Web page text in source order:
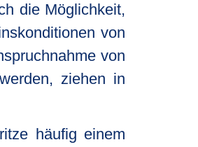
die Möglichkeit,
von
von
ziehen in
häufig einem